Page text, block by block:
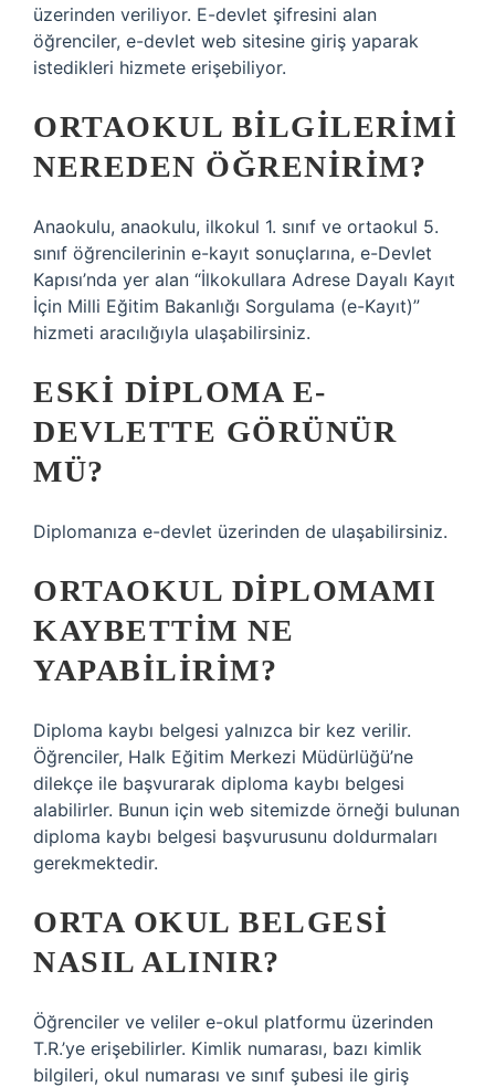
üzerinden veriliyor. E-devlet şifresini alan
öğrenciler, e-devlet web sitesine giriş yaparak
istedikleri hizmete erişebiliyor.
ORTAOKUL BILGILERIMI
NEREDEN ÖĞRENIRIM?
Anaokulu, anaokulu, ilkokul 1. sınıf ve ortaokul 5.
sınıf öğrencilerinin e-kayıt sonuçlarına, e-Devlet
Kapısı’nda yer alan “İlkokullara Adrese Dayalı Kayıt
İçin Milli Eğitim Bakanlığı Sorgulama (e-Kayıt)”
hizmeti aracılığıyla ulaşabilirsiniz.
ESKI DIPLOMA E-
DEVLETTE GÖRÜNÜR
MÜ?
Diplomanıza e-devlet üzerinden de ulaşabilirsiniz.
ORTAOKUL DIPLOMAMI
KAYBETTIM NE
YAPABILIRIM?
Diploma kaybı belgesi yalnızca bir kez verilir.
Öğrenciler, Halk Eğitim Merkezi Müdürlüğü’ne
dilekçe ile başvurarak diploma kaybı belgesi
alabilirler. Bunun için web sitemizde örneği bulunan
diploma kaybı belgesi başvurusunu doldurmaları
gerekmektedir.
ORTA OKUL BELGESI
NASIL ALINIR?
Öğrenciler ve veliler e-okul platformu üzerinden
T.R.’ye erişebilirler. Kimlik numarası, bazı kimlik
bilgileri, okul numarası ve sınıf şubesi ile giriş